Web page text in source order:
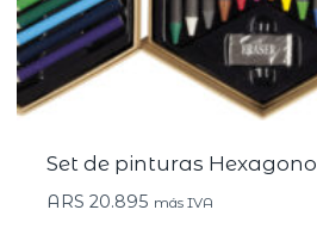
Set de pinturas Hexagono
ARS 20.895 más IVA